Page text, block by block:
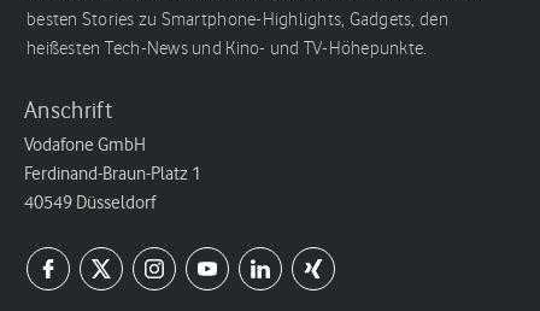
besten Stories zu Smartphone-Highlights, Gadgets, den
heißesten Tech-News und Kino- und TV-Höhepunkte.
Anschrift
Vodafone GmbH
Ferdinand-Braun-Platz 1
40549 Düsseldorf